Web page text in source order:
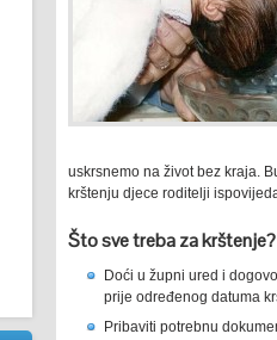
uskrsnemo na život bez kraja.
krštenju djece roditelji
Što sve treba za krštenje?
Doći u župni ured i
prije određenog datuma
Pribaviti potrebnu